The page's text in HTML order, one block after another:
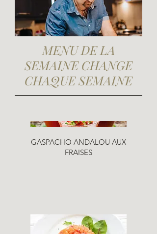
MENU DE LA
SEMAINE CHANGE
CHAQUE SEMAINE
GASPACHO ANDALOU AUX
FRAISES